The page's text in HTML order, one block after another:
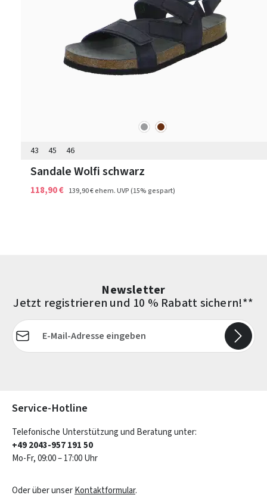
grau braun
43 45 46
Sandale Wolfi schwarz
118,90 € 139,90 €ehem. UVP(15% gespart)
Newsletter
Jetzt registrieren und 10 % Rabatt sichern!**
E-Mail-Adresse*
Service-Hotline
Telefonische Unterstützung und Beratung unter:
+49 2043-957 191 50
Mo-Fr, 09:00 – 17:00 Uhr
Oder über unserKontaktformular.